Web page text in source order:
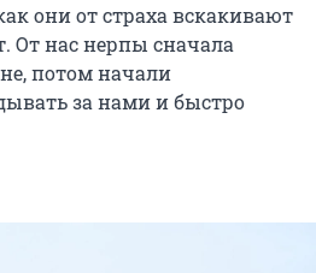
они от страха вскакивают
От нас нерпы сначала
потом начали
за нами и быстро